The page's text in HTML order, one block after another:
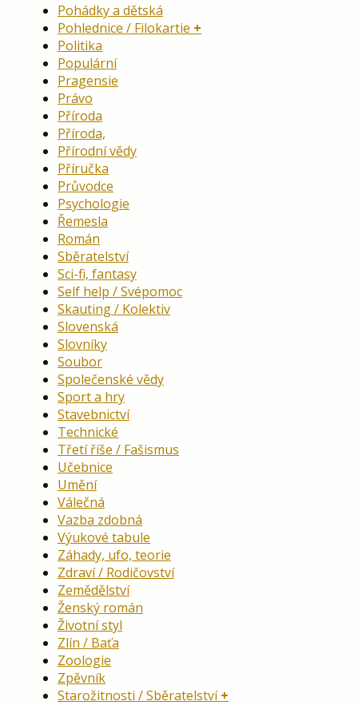
Pohádky a dětská
Pohlednice / Filokartie
Politika
Populární
Pragensie
Právo
Příroda
Příroda,
Přírodní vědy
Příručka
Průvodce
Psychologie
Řemesla
Román
Sběratelství
Sci-fi, fantasy
Self help / Svépomoc
Skauting / Kolektiv
Slovenská
Slovníky
Soubor
Společenské vědy
Sport a hry
Stavebnictví
Technické
Třetí říše / Fašismus
Učebnice
Umění
Válečná
Vazba zdobná
Výukové tabule
Záhady, ufo, teorie
Zdraví / Rodičovství
Zemědělství
Ženský román
Životní styl
Zlín / Baťa
Zoologie
Zpěvník
Starožitnosti / Sběratelství